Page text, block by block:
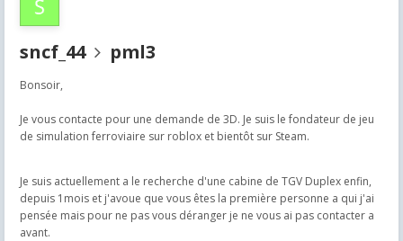
sncf_44 pml3
Bonsoir,
Je vous contacte pour une demande de 3D. Je suis le fondateur de jeu
de simulation ferroviaire sur roblox et bientôt sur Steam.
Je suis actuellement a le recherche d'une cabine de TGV Duplex enfin,
depuis 1mois et j'avoue que vous êtes la première personne a qui j'ai
pensée mais pour ne pas vous déranger je ne vous ai pas contacter a
avant.